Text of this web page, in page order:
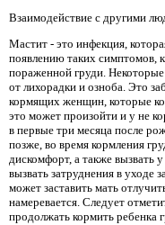
Взаимодействие с другими
Мастит - это инфекция,
появлению таких симптомов,
пораженной груди.
от лихорадки и озноба. Это
кормящих женщин, которые
это может произойти и у не
в первые три месяца после
позже, во время кормления
дискомфорт, а также вызвать
вызвать затруднения в уходе
может заставить мать
намеревается. Следует
продолжать кормить ребенка